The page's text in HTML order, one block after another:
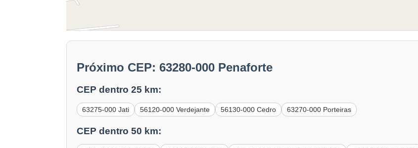
Próximo CEP: 63280-000 Penaforte
CEP dentro 25 km:
63275-000 Jati 56120-000 Verdejante 56130-000 Cedro 63270-000 Porteiras
CEP dentro 50 km: